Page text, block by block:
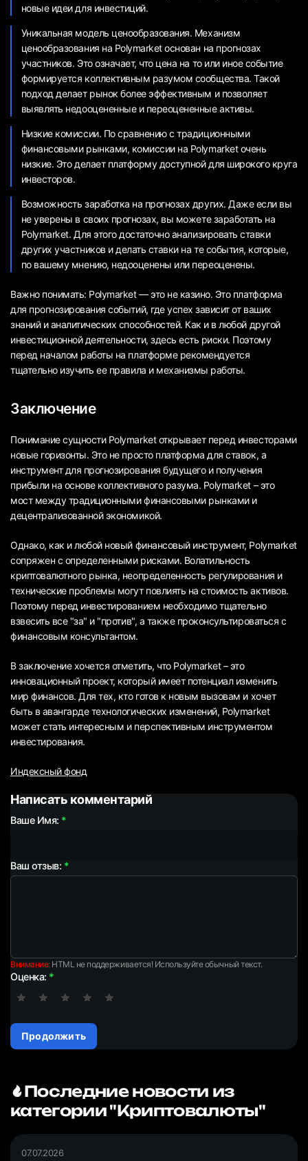
новые идеи для инвестиций.
Уникальная модель ценообразования. Механизм
ценообразования на Polymarket основан на прогнозах
участников. Это означает, что цена на то или иное событие
формируется коллективным разумом сообщества. Такой
подход делает рынок более эффективным и позволяет
выявлять недооцененные и переоцененные активы.
Низкие комиссии. По сравнению с традиционными
финансовыми рынками, комиссии на Polymarket очень
низкие. Это делает платформу доступной для широкого круга
инвесторов.
Возможность заработка на прогнозах других. Даже если вы
не уверены в своих прогнозах, вы можете заработать на
Polymarket. Для этого достаточно анализировать ставки
других участников и делать ставки на те события, которые,
по вашему мнению, недооценены или переоценены.
Важно понимать: Polymarket — это не казино. Это платформа
для прогнозирования событий, где успех зависит от ваших
знаний и аналитических способностей. Как и в любой другой
инвестиционной деятельности, здесь есть риски. Поэтому
перед началом работы на платформе рекомендуется
тщательно изучить ее правила и механизмы работы.
Заключение
Понимание сущности Polymarket открывает перед инвесторами
новые горизонты. Это не просто платформа для ставок, а
инструмент для прогнозирования будущего и получения
прибыли на основе коллективного разума. Polymarket – это
мост между традиционными финансовыми рынками и
децентрализованной экономикой.
Однако, как и любой новый финансовый инструмент, Polymarket
сопряжен с определенными рисками. Волатильность
криптовалютного рынка, неопределенность регулирования и
технические проблемы могут повлиять на стоимость активов.
Поэтому перед инвестированием необходимо тщательно
взвесить все "за" и "против", а также проконсультироваться с
финансовым консультантом.
В заключение хочется отметить, что Polymarket – это
инновационный проект, который имеет потенциал изменить
мир финансов. Для тех, кто готов к новым вызовам и хочет
быть в авангарде технологических изменений, Polymarket
может стать интересным и перспективным инструментом
инвестирования.
Индексный фонд
Написать комментарий
Ваше Имя:
Ваш отзыв:
Внимание:HTML не поддерживается! Используйте обычный текст.
Оценка:
Продолжить
Последние новости из
категории "Криптовалюты"
07.07.2026